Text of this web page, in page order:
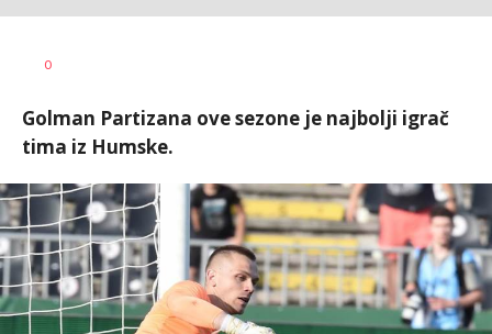
AUTOR
0
Golman Partizana ove sezone je najbolji igrač
tima iz Humske.